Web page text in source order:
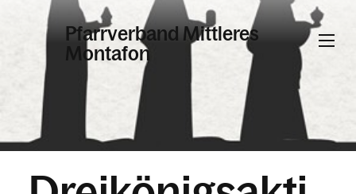
Pfarrverband Mittleres
Montafon
Informationen
Kalender